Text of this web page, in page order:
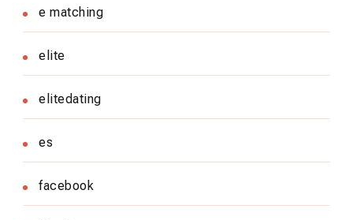
e matching
elite
elitedating
es
facebook